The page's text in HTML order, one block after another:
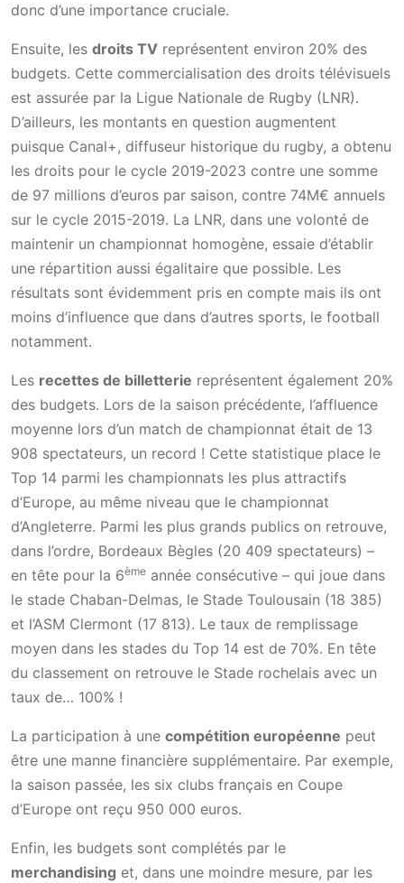
donc d’une importance cruciale.
Ensuite, les droits TV représentent environ 20% des
budgets. Cette commercialisation des droits télévisuels
est assurée par la Ligue Nationale de Rugby (LNR).
D’ailleurs, les montants en question augmentent
puisque Canal+, diffuseur historique du rugby, a obtenu
les droits pour le cycle 2019-2023 contre une somme
de 97 millions d’euros par saison, contre 74M€ annuels
sur le cycle 2015-2019. La LNR, dans une volonté de
maintenir un championnat homogène, essaie d’établir
une répartition aussi égalitaire que possible. Les
résultats sont évidemment pris en compte mais ils ont
moins d’influence que dans d’autres sports, le football
notamment.
Les recettes de billetterie représentent également 20%
des budgets. Lors de la saison précédente, l’affluence
moyenne lors d’un match de championnat était de 13
908 spectateurs, un record ! Cette statistique place le
Top 14 parmi les championnats les plus attractifs
d’Europe, au même niveau que le championnat
d’Angleterre. Parmi les plus grands publics on retrouve,
dans l’ordre, Bordeaux Bègles (20 409 spectateurs) –
en tête pour la 6ème année consécutive – qui joue dans
le stade Chaban-Delmas, le Stade Toulousain (18 385)
et l’ASM Clermont (17 813). Le taux de remplissage
moyen dans les stades du Top 14 est de 70%. En tête
du classement on retrouve le Stade rochelais avec un
taux de… 100% !
La participation à une compétition européenne peut
être une manne financière supplémentaire. Par exemple,
la saison passée, les six clubs français en Coupe
d’Europe ont reçu 950 000 euros.
Enfin, les budgets sont complétés par le
merchandising et, dans une moindre mesure, par les